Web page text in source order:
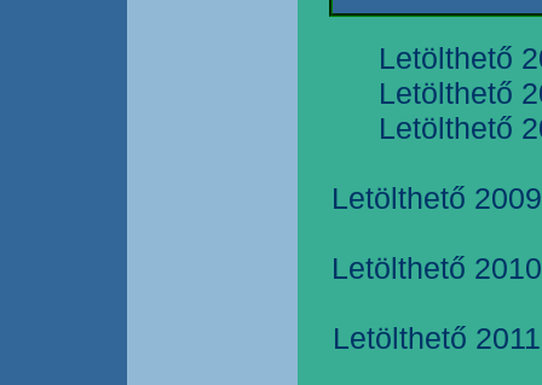
Letölthető
Letölthető
Letölthető
Letölthető
Letölthető
Letölthető